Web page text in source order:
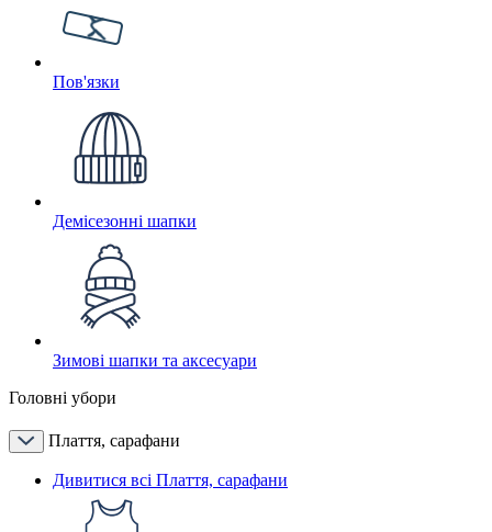
Пов'язки
Демісезонні шапки
Зимові шапки та аксесуари
Головні убори
Плаття, сарафани
Дивитися всі Плаття, сарафани